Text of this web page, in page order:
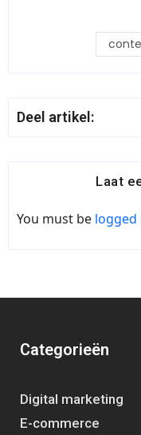
Deel artikel:
Laat
You must be logged
Categorieën
Digital marketing
E-commerce